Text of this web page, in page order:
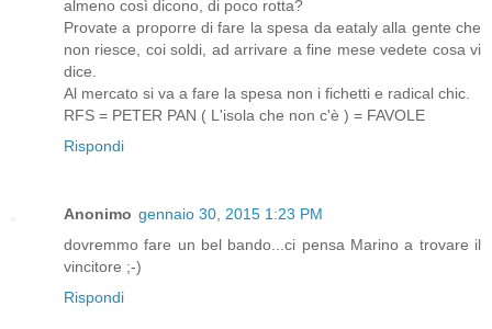
almeno così dicono, di poco rotta?
Provate a proporre di fare la spesa da eataly alla gente che
non riesce, coi soldi, ad arrivare a fine mese vedete cosa vi
dice.
Al mercato si va a fare la spesa non i fichetti e radical chic.
RFS = PETER PAN ( L'isola che non c'è ) = FAVOLE
Rispondi
Anonimo gennaio 30, 2015 1:23 PM
dovremmo fare un bel bando...ci pensa Marino a trovare il
vincitore ;-)
Rispondi